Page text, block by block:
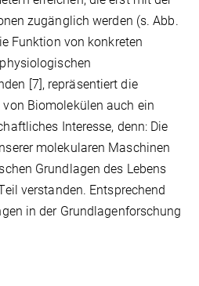
zugänglich werden (s. Abb.
Funktion von konkreten
[7], repräsentiert die
Biomolekülen auch ein
Interesse, denn: Die
molekularen Maschinen
Grundlagen des Lebens
verstanden. Entsprechend
in der Grundlagenforschung